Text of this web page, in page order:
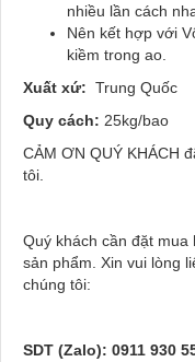
nhiều lần cách
Nên kết hợp với
kiềm trong ao.
Xuất xứ: Trung Quốc
Quy cách: 25kg/bao
CẢM ƠN QUÝ KHÁCH
tôi.
Quý khách cần đặt
sản phẩm. Xin vui lòng
chúng tôi:
SDT (Zalo): 0911 930